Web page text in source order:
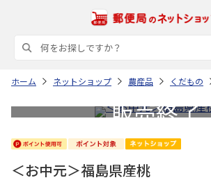
ホーム ネットショップ 農産品 くだもの
＜お中元＞福島県産桃